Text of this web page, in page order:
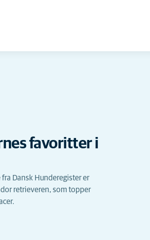
favoritter i
Dansk Hunderegister er
retrieveren, som topper